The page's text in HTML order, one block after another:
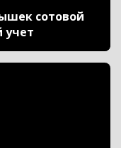
сотовой
учет